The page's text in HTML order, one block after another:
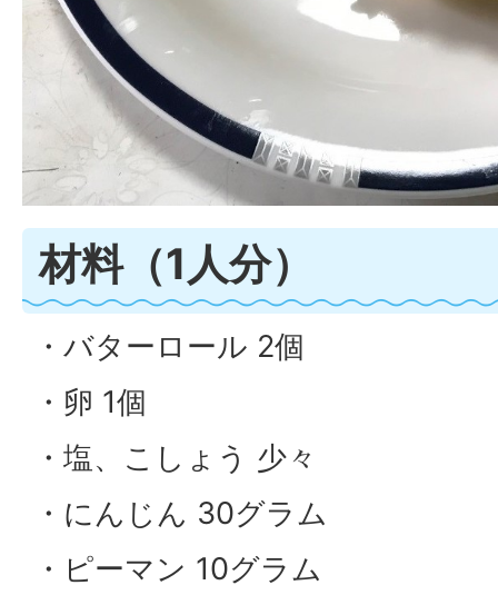
材料（1人分）
・バターロール 2個
・卵 1個
・塩、こしょう 少々
・にんじん 30グラム
・ピーマン 10グラム